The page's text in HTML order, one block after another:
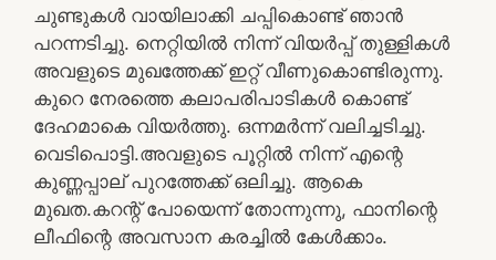
ചുണ്ടുകൾ വായിലാക്കി ചപ്പികൊണ്ട് ഞാൻ
പറന്നടിച്ചു. നെറ്റിയിൽ നിന്ന് വിയർപ്പ് തുള്ളികൾ
അവളുടെ മുഖത്തേക്ക് ഇറ്റ് വീണുകൊണ്ടിരുന്നു.
കുറെ നേരത്തെ കലാപരിപാടികൾ കൊണ്ട്
ദേഹമാകെ വിയർത്തു. ഒന്നമർന്ന് വലിച്ചടിച്ചു.
വെടിപൊട്ടി.അവളുടെ പൂറ്റിൽ നിന്ന് എന്റെ
കുണ്ണപ്പാല് പുറത്തേക്ക് ഒലിച്ചു. ആകെ
മുഖത.കറന്റ്‌ പോയെന്ന് തോന്നുന്നു, ഫാനിന്റെ
ലീഫിന്റെ അവസാന കരച്ചിൽ കേൾക്കാം.